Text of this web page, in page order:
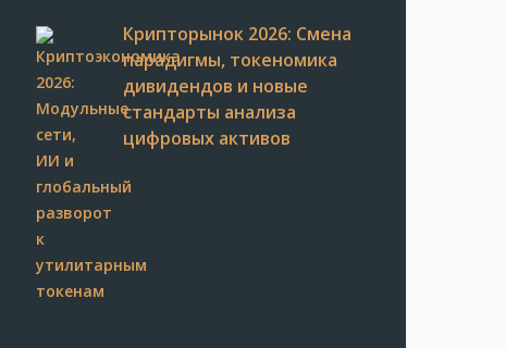
Крипторынок 2026: Смена
парадигмы, токеномика
дивидендов и новые
стандарты анализа
цифровых активов